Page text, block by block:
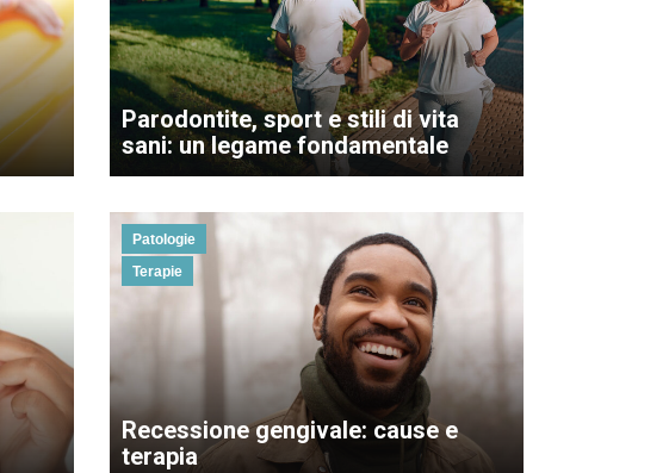
Parodontite, sport e stili di vita
sani: un legame fondamentale
Patologie
Terapie
Recessione gengivale: cause e
terapia